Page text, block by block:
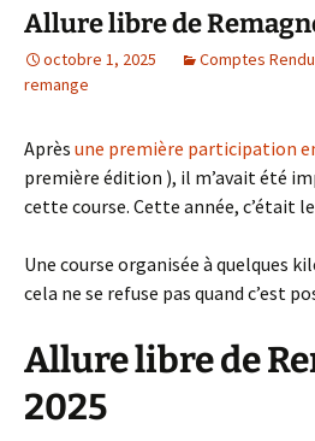
Allure libre de
octobre 1, 2025 Comptes
remange
Après une première participation
première édition ), il m’avait été
cette course. Cette année, c’était
Une course organisée à quelques
cela ne se refuse pas quand c’est
Allure libre de
2025